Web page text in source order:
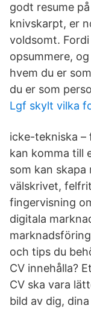
godt resume
knivskarpt, er
voldsomt.
opsummere,
hvem du er
du er som
Lgf skylt vilka
icke-tekniska
kan komma till
som kan
välskrivet,
fingervisning
digitala
och tips du
CV innehålla?
CV ska vara
bild av dig,